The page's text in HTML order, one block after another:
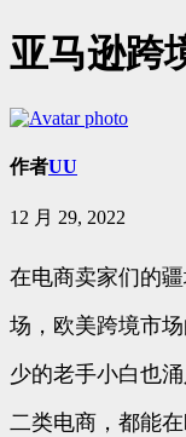
亚马逊跨
作者UU
12 月 29, 2022
在电商卖家们的
场，欧美跨境市
少的老手小白也
二类电商，都能